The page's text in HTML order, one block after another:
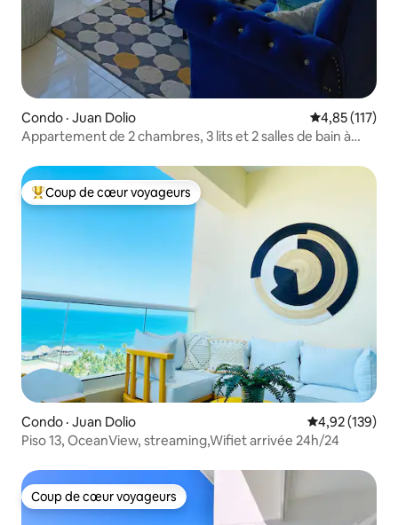
Condo · Juan Dolio Note
4,85 (117)
Appartement de 2 chambres, 3 lits et 2 salles de bain à
Coup de cœur voyageurs parmi les plus aimés
Coup de cœur voyageurs
Condo · Juan Dolio Note
4,92 (139)
Piso 13, OceanView, streaming,Wifiet arrivée 24h/24
Coup de cœur voyageurs
Coup de cœur voyageurs